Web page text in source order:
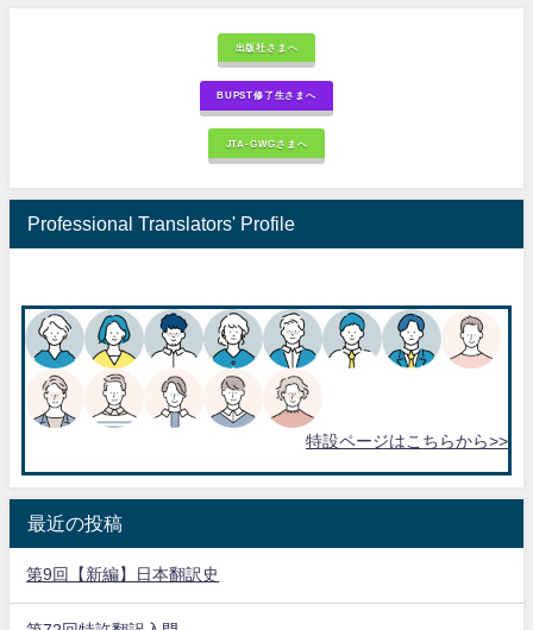
出版社さまへ
BUPST修了生さまへ
JTA-GWGさまへ
Professional Translators' Profile
特設ページはこちらから>>
最近の投稿
第9回【新編】日本翻訳史